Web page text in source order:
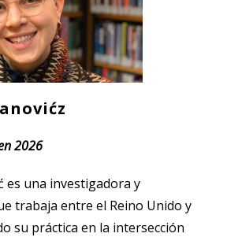
2026
es una investigadora y
trabaja entre el Reino Unido y
su práctica en la intersección